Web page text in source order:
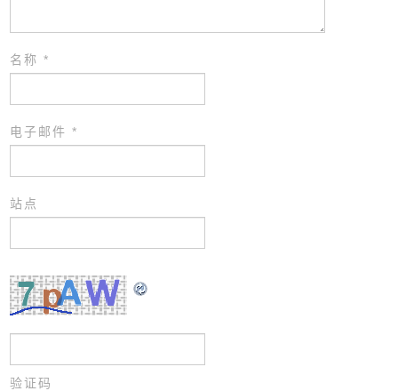
名称*
电子邮件*
站点
验证码